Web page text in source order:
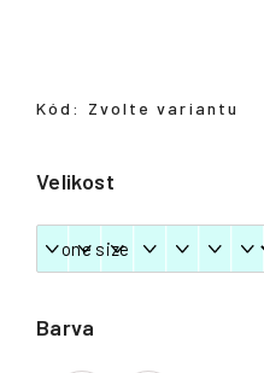
Barva
Velikost
Kód: Zvolte variantu